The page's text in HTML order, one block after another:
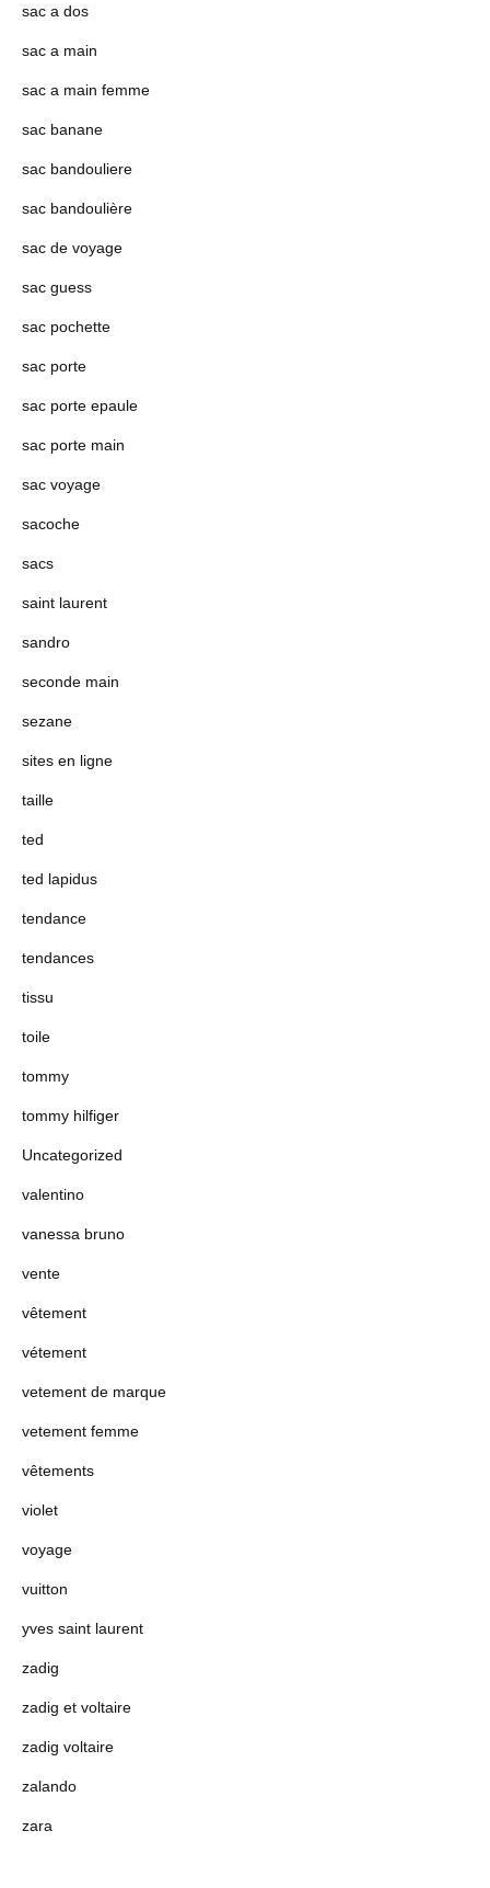
sac a dos
sac a main
sac a main femme
sac banane
sac bandouliere
sac bandoulière
sac de voyage
sac guess
sac pochette
sac porte
sac porte epaule
sac porte main
sac voyage
sacoche
sacs
saint laurent
sandro
seconde main
sezane
sites en ligne
taille
ted
ted lapidus
tendance
tendances
tissu
toile
tommy
tommy hilfiger
Uncategorized
valentino
vanessa bruno
vente
vêtement
vétement
vetement de marque
vetement femme
vêtements
violet
voyage
vuitton
yves saint laurent
zadig
zadig et voltaire
zadig voltaire
zalando
zara